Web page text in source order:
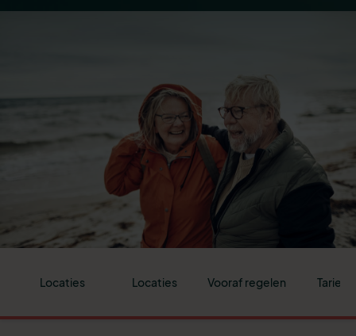
Locaties Locaties Vooraf regelen